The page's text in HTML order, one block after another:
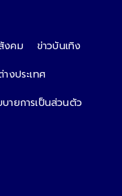
งคม
ข่าวบันเทิง
างประเทศ
บายการเป็นส่วนตัว